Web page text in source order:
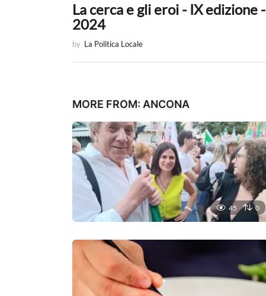
n
a
o
n
La cerca e gli eroi - IX edizione -
2024
by La Politica Locale
MORE FROM: ANCONA
45 0